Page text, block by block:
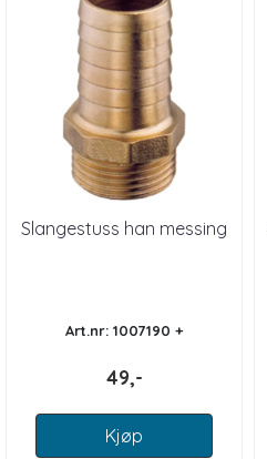
Slangestuss han messing
Art.nr: 1007190 +
49,-
Kjøp